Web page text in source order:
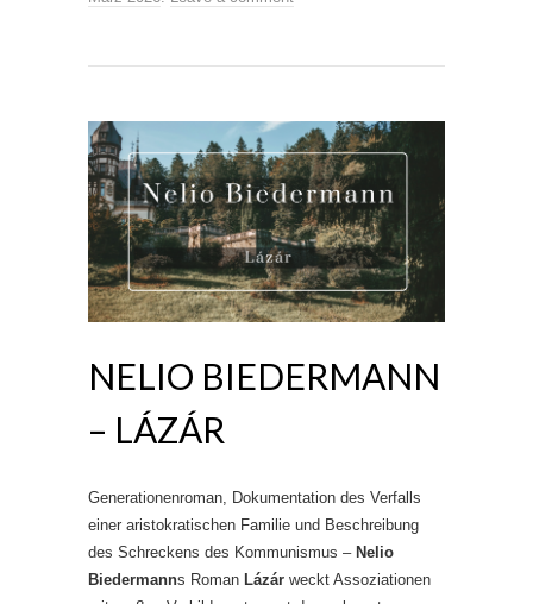
NELIO BIEDERMANN
– LÁZÁR
Generationenroman, Dokumentation des Verfalls
einer aristokratischen Familie und Beschreibung
des Schreckens des Kommunismus – Nelio
Biedermanns Roman Lázár weckt Assoziationen